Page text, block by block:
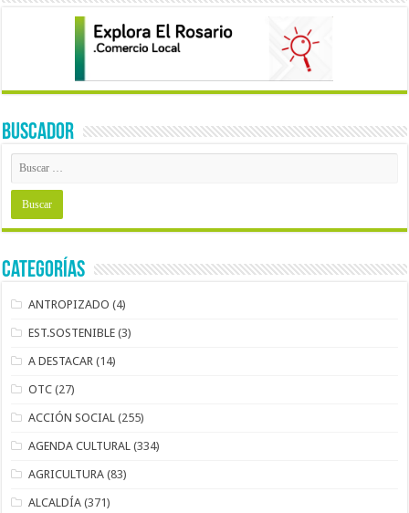
BUSCADOR
Categorías
ANTROPIZADO (4)
EST.SOSTENIBLE (3)
A DESTACAR (14)
OTC (27)
ACCIÓN SOCIAL (255)
AGENDA CULTURAL (334)
AGRICULTURA (83)
ALCALDÍA (371)